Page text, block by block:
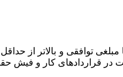
مبلغی توافقی و بالاتر از